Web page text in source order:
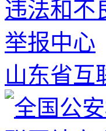
山东省互